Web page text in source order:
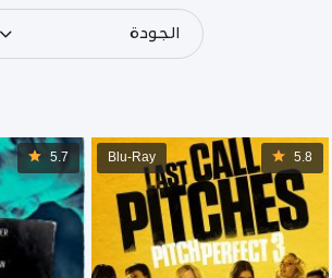
الجودة
5.8
Blu-Ray
5.7